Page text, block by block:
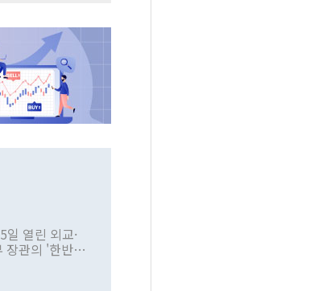
열린 외교·
장관의 '한반도
하겠다고 공